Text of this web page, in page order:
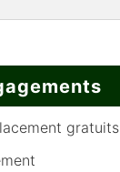
gratuits